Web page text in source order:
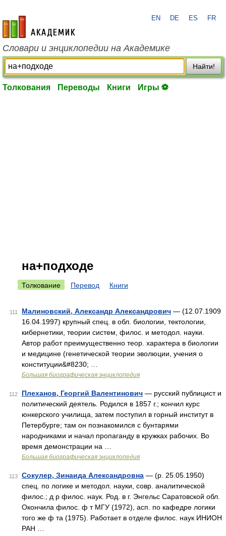
academic.ru
EN DE ES FR
Словари и энциклопедии на Академике
Найти!
Толкования Переводы Книги Игры ⚽
на+подходе
Толкование Перевод Книги
111 Малиновский, Александр Александрович — (12.07.1909
16.04.1997) крупный спец. в обл. биологии, тектологии,
кибернетики, теории систем, филос. и методол. науки.
Автор работ преимущественно теор. характера в биологии
и медицине (генетической теории эволюции, учения о
конституции&#8230; …
Большая биографическая энциклопедия
112 Плеханов, Георгий Валентинович — русский публицист и
политический деятель. Родился в 1857 г.; кончил курс
юнкерского училища, затем поступил в горный институт в
Петербурге; там он познакомился с бунтарями
народниками и начал пропаганду в кружках рабочих. Во
время демонстрации на …
Большая биографическая энциклопедия
113 Сокулер, Зинаида Александровна — (р. 25.05.1950)
спец. по логике и методол. науки, совр. аналитической
филос.; д р филос. наук. Род. в г. Энгельс Саратовской обл.
Окончила филос. ф т МГУ (1972), асп. по кафедре логики
того же ф та (1975). Работает в отделе филос. наук ИНИОН
РАН …